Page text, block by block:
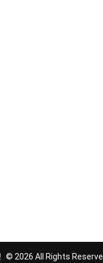
© 2026 All Rights